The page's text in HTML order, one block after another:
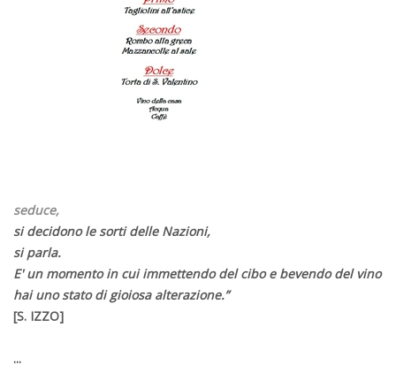
seduce,
si decidono le sorti delle Nazioni,
si parla.
E' un momento in cui immettendo del cibo e bevendo del vino
hai uno stato di gioiosa alterazione.”
[S. IZZO]
...